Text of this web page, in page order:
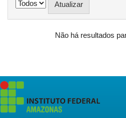
Não há resultados